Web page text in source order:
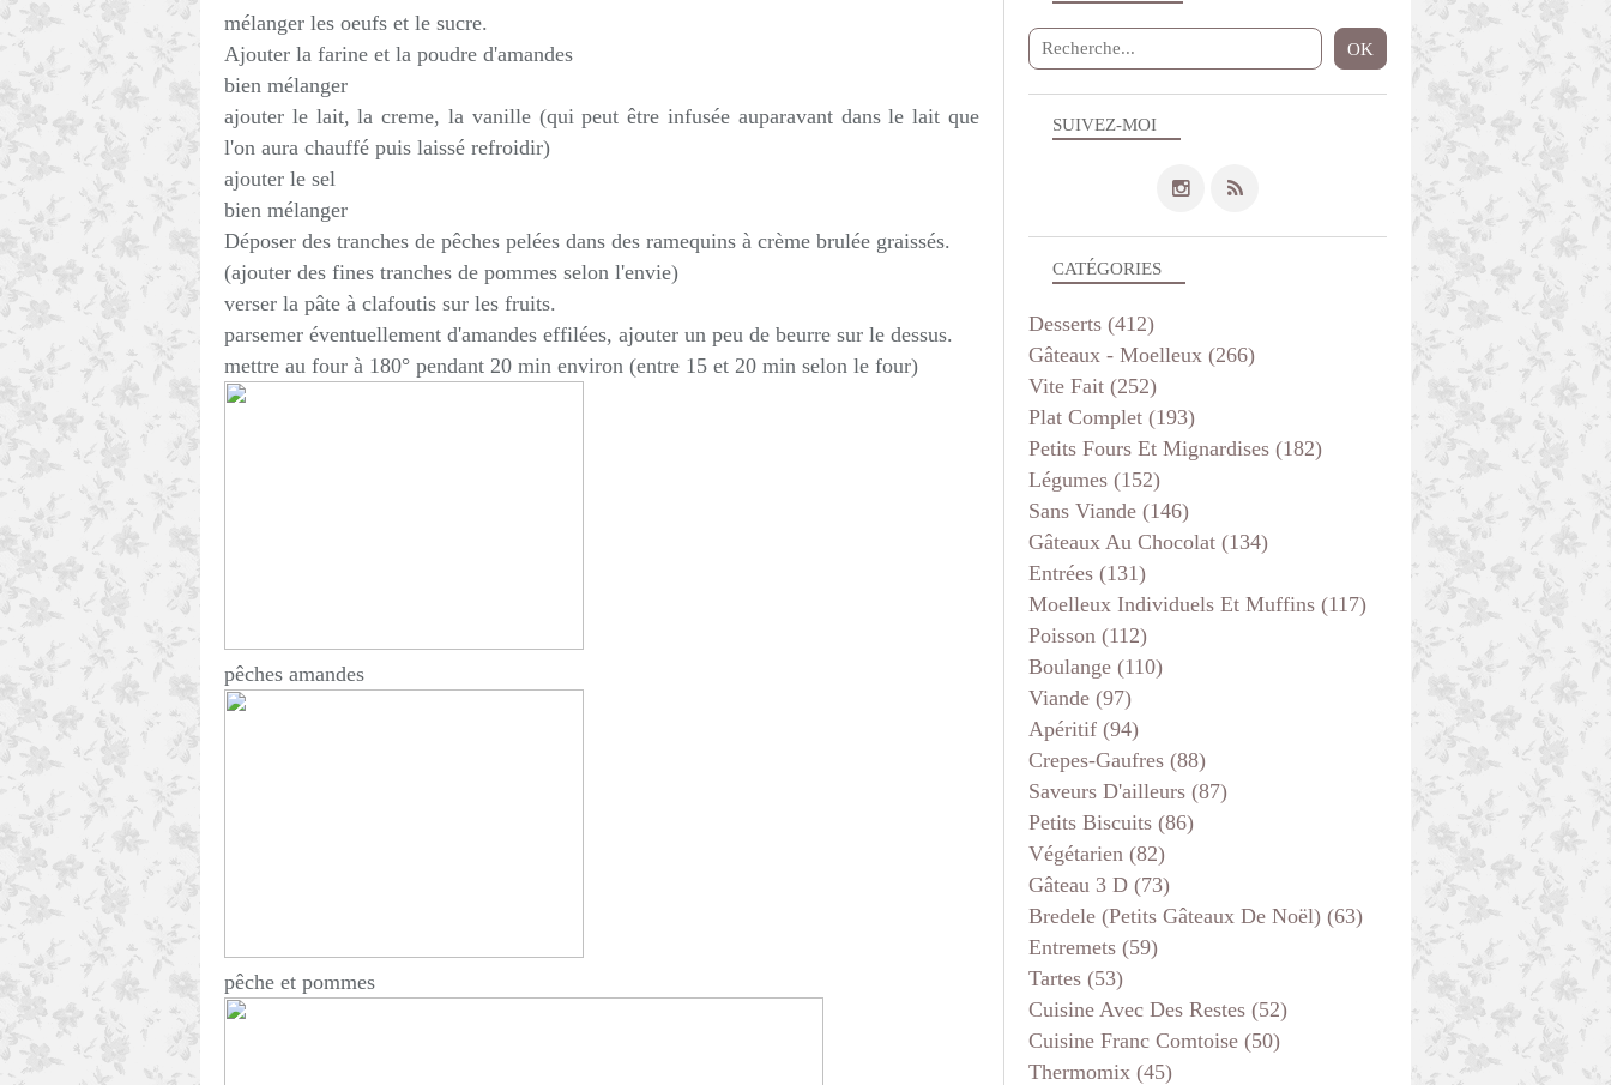
mélanger les oeufs et le sucre.
Ajouter la farine et la poudre d'amandes
bien mélanger
ajouter le lait, la creme, la vanille (qui peut être infusée auparavant dans le lait que
l'on aura chauffé puis laissé refroidir)
ajouter le sel
bien mélanger
Déposer des tranches de pêches pelées dans des ramequins à crème brulée graissés.
(ajouter des fines tranches de pommes selon l'envie)
verser la pâte à clafoutis sur les fruits.
parsemer éventuellement d'amandes effilées, ajouter un peu de beurre sur le dessus.
mettre au four à 180° pendant 20 min environ (entre 15 et 20 min selon le four)
pêches amandes
pêche et pommes
SUIVEZ-MOI
CATÉGORIES
Desserts (412)
Gâteaux - Moelleux (266)
Vite Fait (252)
Plat Complet (193)
Petits Fours Et Mignardises (182)
Légumes (152)
Sans Viande (146)
Gâteaux Au Chocolat (134)
Entrées (131)
Moelleux Individuels Et Muffins (117)
Poisson (112)
Boulange (110)
Viande (97)
Apéritif (94)
Crepes-Gaufres (88)
Saveurs D'ailleurs (87)
Petits Biscuits (86)
Végétarien (82)
Gâteau 3 D (73)
Bredele (petits Gâteaux De Noël) (63)
Entremets (59)
Tartes (53)
Cuisine Avec Des Restes (52)
Cuisine Franc Comtoise (50)
Thermomix (45)